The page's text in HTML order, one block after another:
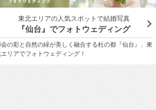
横浜エリアのフォトウェディング・前撮り特集
『横浜』でフォトウェディング。
フォトウェディング・前撮りで人気のエリア『横浜』にク
ローズアップしてその魅力を徹底紹介。